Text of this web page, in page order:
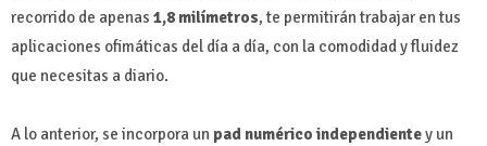
recorrido de apenas 1,8 milímetros, te permitirán trabajar en tus
aplicaciones ofimáticas del día a día, con la comodidad y fluidez
que necesitas a diario.
A lo anterior, se incorpora un pad numérico independientey un